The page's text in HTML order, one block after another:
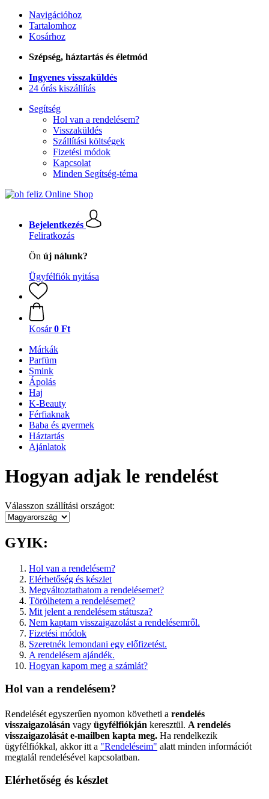
Navigációhoz
Tartalomhoz
Kosárhoz
Szépség, háztartás és életmód
Ingyenes visszaküldés
24 órás kiszállítás
Segítség
Hol van a rendelésem?
Visszaküldés
Szállítási költségek
Fizetési módok
Kapcsolat
Minden Segítség-téma
Bejelentkezés
Feliratkozás
Ön új nálunk?
Ügyfélfiók nyitása
Kosár 0 Ft
Márkák
Parfüm
Smink
Ápolás
Haj
K-Beauty
Férfiaknak
Baba és gyermek
Háztartás
Ajánlatok
Hogyan adjak le rendelést
Válasszon szállítási országot:
GYIK:
Hol van a rendelésem?
Elérhetőség és készlet
Megváltoztathatom a rendelésemet?
Törölhetem a rendelésemet?
Mit jelent a rendelésem státusza?
Nem kaptam visszaigazolást a rendelésemről.
Fizetési módok
Szeretnék lemondani egy előfizetést.
A rendelésem ajándék.
Hogyan kapom meg a számlát?
Hol van a rendelésem?
Rendelését egyszerűen nyomon követheti a rendelés
visszaigazolásán vagy ügyfélfiókján keresztül. A rendelés
visszaigazolását e-mailben kapta meg. Ha rendelkezik
ügyfélfiókkal, akkor itt a "Rendeléseim" alatt minden információt
megtalál rendelésével kapcsolatban.
Elérhetőség és készlet